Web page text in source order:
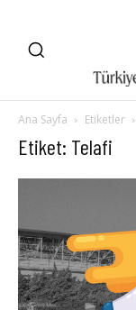
Ana Sayfa Etiketler
Etiket: Telafi